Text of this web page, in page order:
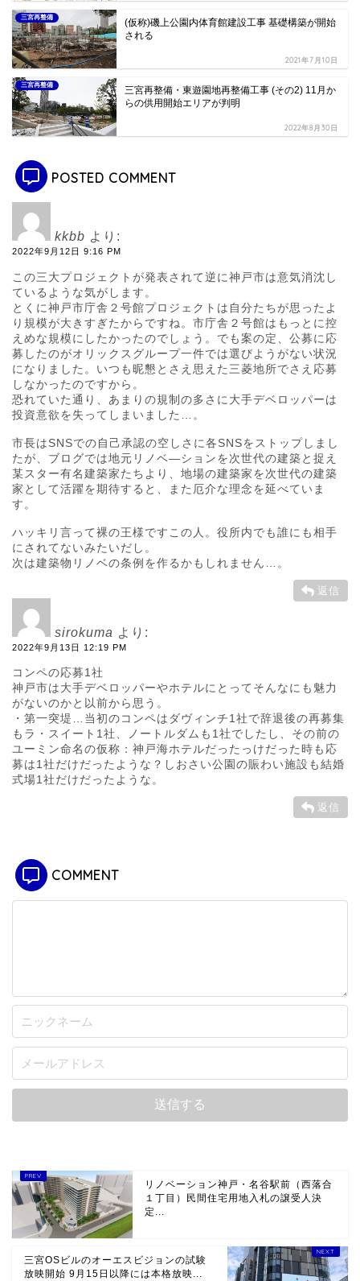
三宮再整備
(仮称)磯上公園内体育館建設工事 基礎構築が開始
される
2021年7月10日
三宮再整備
三宮再整備・東遊園地再整備工事 (その2) 11月か
らの供用開始エリアが判明
2022年8月30日
POSTED COMMENT
kkbb より:
2022年9月12日 9:16 PM
この三大プロジェクトが発表されて逆に神戸市は意気消沈し
ているような気がします。
とくに神戸市庁舎２号館プロジェクトは自分たちが思ったよ
り規模が大きすぎたからですね。市庁舎２号館はもっとに控
えめな規模にしたかったのでしょう。でも案の定、公募に応
募したのがオリックスグループ一件では選びようがない状況
になりました。いつも昵懇とさえ思えた三菱地所でさえ応募
しなかったのですから。
恐れていた通り、あまりの規制の多さに大手デベロッパーは
投資意欲を失ってしまいました…。
市長はSNSでの自己承認の空しさに各SNSをストップしまし
たが、ブログでは地元リノベ―ションを次世代の建築と捉え
某スター有名建築家たちより、地場の建築家を次世代の建築
家として活躍を期待すると、また厄介な理念を延べていま
す。
ハッキリ言って裸の王様ですこの人。役所内でも誰にも相手
にされてないみたいだし。
次は建築物リノベの条例を作るかもしれません…。
返信
sirokuma より:
2022年9月13日 12:19 PM
コンペの応募1社
神戸市は大手デベロッパーやホテルにとってそんなにも魅力
がないのかと以前から思う。
・第一突堤…当初のコンペはダヴィンチ1社で辞退後の再募集
もラ・スイート1社、ノートルダムも1社でしたし、その前の
ユーミン命名の仮称：神戸海ホテルだったっけだった時も応
募は1社だけだったような？しおさい公園の賑わい施設も結婚
式場1社だけだったような。
返信
COMMENT
リノベーション神戸・名谷駅前（西落合
１丁目）民間住宅用地入札の譲受人決
定...
三宮OSビルのオーエスビジョンの試験
放映開始 9月15日以降には本格放映...